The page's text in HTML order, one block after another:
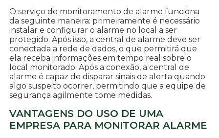
O serviço de monitoramento de alarme funciona
da seguinte maneira: primeiramente é necessário
instalar e configurar o alarme no local a ser
protegido. Após isso, a central de alarme deve ser
conectada a rede de dados, o que permitirá que
ela receba informações em tempo real sobre o
local monitorado. Após a conexão, a central de
alarme é capaz de disparar sinais de alerta quando
algo suspeito ocorrer, permitindo que a equipe de
segurança agilmente tome medidas.
VANTAGENS DO USO DE UMA
EMPRESA PARA MONITORAR ALARME